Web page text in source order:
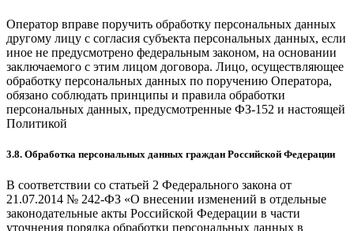
Оператор вправе поручить обработку персональных данных
другому лицу с согласия субъекта персональных данных, если
иное не предусмотрено федеральным законом, на основании
заключаемого с этим лицом договора. Лицо, осуществляющее
обработку персональных данных по поручению Оператора,
обязано соблюдать принципы и правила обработки
персональных данных, предусмотренные ФЗ-152 и настоящей
Политикой
3.8. Обработка персональных данных граждан Российской Федерации
В соответствии со статьей 2 Федерального закона от
21.07.2014 № 242-ФЗ «О внесении изменений в отдельные
законодательные акты Российской Федерации в части
уточнения порядка обработки персональных данных в